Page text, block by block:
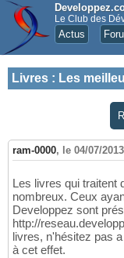
Le Club des
Actus
Livres : Les
ram-0000, le 04/07/
Les livres qui traitent
nombreux. Ceux
Developpez sont
http://
livres, n'hésitez pas
à cet effet.